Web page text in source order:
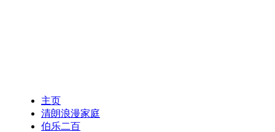
主页
清朗浪漫家庭
伯乐二百